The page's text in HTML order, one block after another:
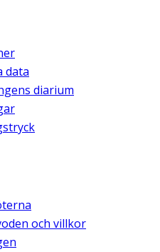
data
diarium
och villkor